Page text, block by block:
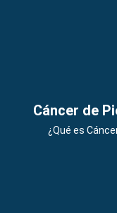
Cáncer de
¿Qué es